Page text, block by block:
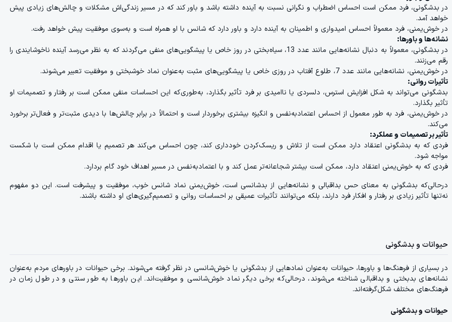
در بدشگونی، فرد ممکن است احساس اضطراب و نگرانی نسبت به آینده داشته باشد و باور کند که در مسیر زندگی‌اش مشکلات و چالش‌های زیادی پیش
خواهد آمد.
در خوش‌یمنی، فرد معمولاً احساس امیدواری و اطمینان به آینده دارد و باور دارد که شانس با او همراه است و به‌سوی موفقیت پیش خواهد رفت.
نشانه‌ها و باورها:
در بدشگونی، معمولاً به دنبال نشانه‌هایی مانند عدد 13، سیاه‌بختی در روز خاص یا پیشگویی‌های منفی می‌گردند که به نظر می‌رسد آینده ناخوشایندی را
رقم می‌زنند.
در خوش‌یمنی، نشانه‌هایی مانند عدد 7، طلوع آفتاب در روزی خاص یا پیشگویی‌های مثبت به‌عنوان نماد خوشبختی و موفقیت تعبیر می‌شوند.
تأثیرات روانی:
بدشگونی می‌تواند به شکل افزایش استرس، دلسردی یا ناامیدی بر فرد تأثیر بگذارد، به‌طوری‌که این احساسات منفی ممکن است بر رفتار و تصمیمات او
تأثیر بگذارد.
در خوش‌یمنی، فرد به طور معمول از احساس اعتمادبه‌نفس و انگیزه بیشتری برخوردار است و احتمالاً در برابر چالش‌ها با دیدی مثبت‌تر و فعال‌تر برخورد
می‌کند.
تأثیر بر تصمیمات و عملکرد:
فردی که به بدشگونی اعتقاد دارد ممکن است از تلاش و ریسک‌کردن خودداری کند، چون احساس می‌کند هر تصمیم یا اقدام ممکن است با شکست
مواجه شود.
فردی که به خوش‌یمنی اعتقاد دارد، ممکن است بیشتر شجاعانه‌تر عمل کند و با اعتمادبه‌نفس در مسیر اهداف خود گام بردارد.
درحالی‌که بدشگونی به معنای حس بداقبالی و نشانه‌هایی از بدشانسی است، خوش‌یمنی نماد شانس خوب، موفقیت و پیشرفت است. این دو مفهوم
نه‌تنها تأثیر زیادی بر رفتار و افکار فرد دارند، بلکه می‌توانند تأثیرات عمیقی بر احساسات روانی و تصمیم‌گیری‌های او داشته باشند.
حیوانات و بدشگونی
در بسیاری از فرهنگ‌ها و باورها، حیوانات به‌عنوان نمادهایی از بدشگونی یا خوش‌شانسی در نظر گرفته می‌شوند. برخی حیوانات در باورهای مردم به‌عنوان
نشانه‌های بدبختی و بداقبالی شناخته می‌شوند، درحالی‌که برخی دیگر نماد خوش‌شانسی و موفقیت‌اند. این باورها به طور سنتی و در طول زمان در
فرهنگ‌های مختلف شکل‌گرفته‌اند.
حیوانات و بدشگونی